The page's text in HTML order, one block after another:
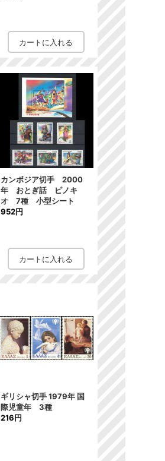
カンボジア切手 2000
年 おとぎ話 ピノキ
オ 7種 小型シート
952円
ギリシャ切手 1979年 国
際児童年 3種
216円